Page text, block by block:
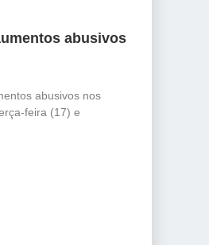
abusivos
abusivos nos
feira (17) e